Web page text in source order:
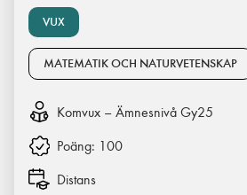
VUX
MATEMATIK OCH NATURVETENSKAP
Komvux – Ämnesnivå Gy25
Poäng: 100
Distans